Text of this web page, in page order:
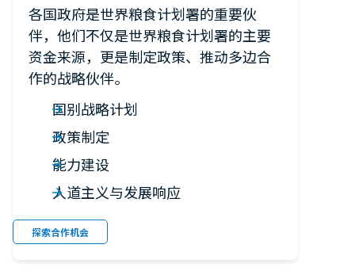
各国政府是世界粮食计划署的重要伙
伴，他们不仅是世界粮食计划署的主要
资金来源，更是制定政策、推动多边合
作的战略伙伴。
国别战略计划
政策制定
能力建设
人道主义与发展响应
探索合作机会